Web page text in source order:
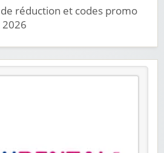
réduction et codes promo